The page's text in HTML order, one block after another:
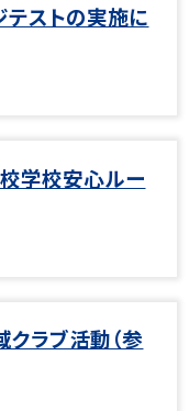
ストの実施に
学校安心ルー
クラブ活動（参